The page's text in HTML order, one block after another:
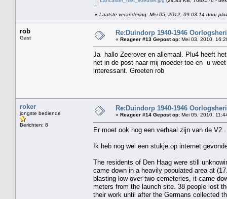
« Laatste verandering: Mei 05, 2012, 09:03:14 door
rob
Gast
Re:Duindorp 1940-1946
« Reageer #13 Gepost op: Mei 03, 2010,
Ja hallo Zeerover en allemaal. Plu4 heeft
het in de post naar mij moeder toe en u
interessant. Groeten rob
roker
jongste bediende
Berichten: 8
Re:Duindorp 1940-1946
« Reageer #14 Gepost op: Mei 05, 2010,
Er moet ook nog een verhaal zijn van de V2
Ik heb nog wel een stukje op internet
The residents of Den Haag were still
came down in a heavily populated area at
blasting low over two cemeteries, it came
meters from the launch site. 38 people lost
their work until after the Germans collected